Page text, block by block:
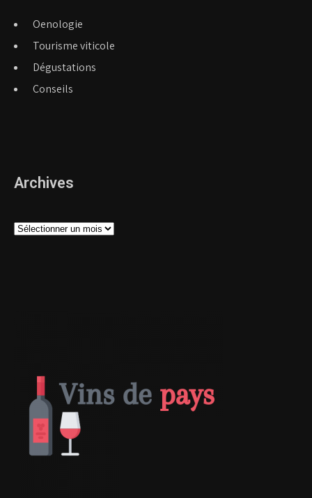
Oenologie
Tourisme viticole
Dégustations
Conseils
Archives
Archives